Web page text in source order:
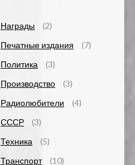
Награды
(2)
Печатные издания
(7)
Политика
(3)
Производство
(3)
Радиолюбители
(4)
СССР
(3)
Техника
(5)
Транспорт
(10)